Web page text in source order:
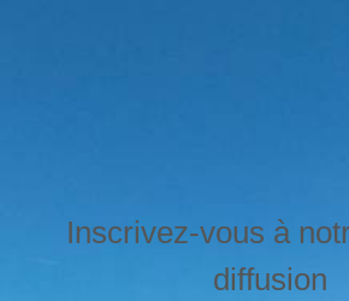
Inscrivez-vous à
diffusion